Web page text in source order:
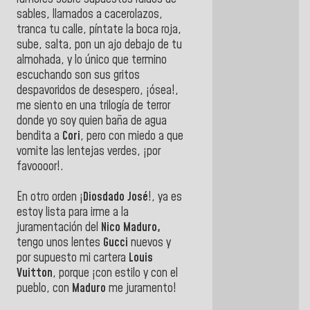
sables, llamados a cacerolazos,
tranca tu calle, píntate la boca roja,
sube, salta, pon un ajo debajo de tu
almohada, y lo único que termino
escuchando son sus gritos
despavoridos de desespero, ¡ósea!,
me siento en una trilogía de terror
donde yo soy quien baña de agua
bendita a Cori, pero con miedo a que
vomite las lentejas verdes, ¡por
favoooor!.
En otro orden ¡Diosdado José!, ya es
estoy lista para irme a la
juramentación del Nico Maduro,
tengo unos lentes Gucci nuevos y
por supuesto mi cartera Louis
Vuitton, porque ¡con estilo y con el
pueblo, con Maduro me juramento!